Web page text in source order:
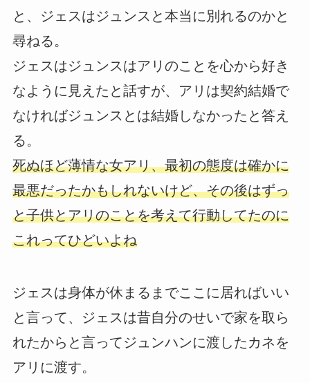
と、ジェスはジュンスと本当に別れるのかと
尋ねる。
ジェスはジュンスはアリのことを心から好き
なように見えたと話すが、アリは契約結婚で
なければジュンスとは結婚しなかったと答え
る。
死ぬほど薄情な女アリ、最初の態度は確かに
最悪だったかもしれないけど、その後はずっ
と子供とアリのことを考えて行動してたのに
これってひどいよね
ジェスは身体が休まるまでここに居ればいい
と言って、ジェスは昔自分のせいで家を取ら
れたからと言ってジュンハンに渡したカネを
アリに渡す。